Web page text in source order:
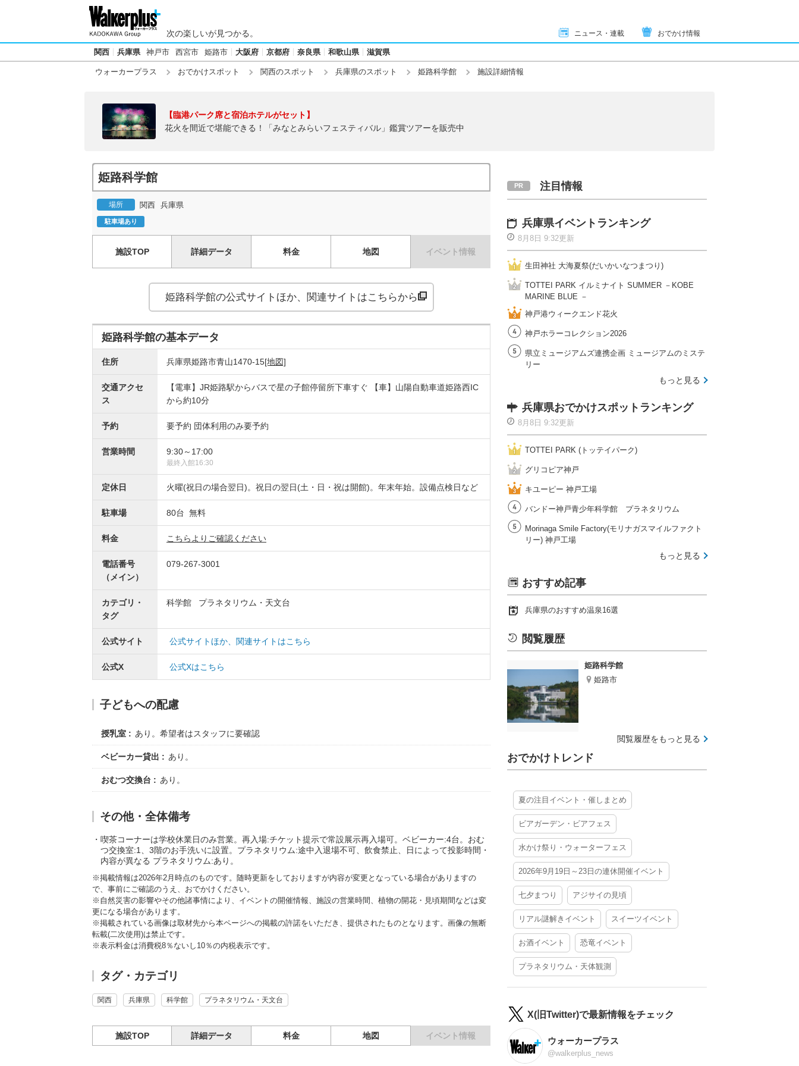
次の楽しいが見つかる。 ニュース・連載 おでかけ情報
関西 兵庫県 神戸市 西宮市 姫路市 大阪府 京都府 奈良県 和歌山県 滋賀県
ウォーカープラス おでかけスポット 関西のスポット 兵庫県のスポット 姫路科学館 施設詳細情報
【臨港パーク席と宿泊ホテルがセット】
花火を間近で堪能できる！「みなとみらいフェスティバル」鑑賞ツアーを販売中
姫路科学館
場所 関西 兵庫県
駐車場あり
施設TOP 詳細データ 料金 地図 イベント情報
姫路科学館の公式サイトほか、関連サイトはこちらから
姫路科学館の基本データ
住所 兵庫県姫路市青山1470-15[地図]
交通アクセ
ス
【電車】JR姫路駅からバスで星の子館停留所下車すぐ 【車】山陽自動車道姫路西IC
から約10分
予約 要予約 団体利用のみ要予約
営業時間 9:30～17:00
最終入館16:30
定休日 火曜(祝日の場合翌日)。祝日の翌日(土・日・祝は開館)。年末年始。設備点検日など
駐車場 80台 無料
料金 こちらよりご確認ください
電話番号
（メイン）
079-267-3001
カテゴリ・
タグ
科学館 プラネタリウム・天文台
公式サイト 公式サイトほか、関連サイトはこちら
公式X 公式Xはこちら
子どもへの配慮
授乳室 あり。希望者はスタッフに要確認
ベビーカー貸出 あり。
おむつ交換台 あり。
その他・全体備考
喫茶コーナーは学校休業日のみ営業。再入場:チケット提示で常設展示再入場可。ベビーカー:4台。おむ
つ交換室:1、3階のお手洗いに設置。プラネタリウム:途中入退場不可、飲食禁止、日によって投影時間・
内容が異なる プラネタリウム:あり。
※掲載情報は2026年2月時点のものです。随時更新をしておりますが内容が変更となっている場合がありますの
で、事前にご確認のうえ、おでかけください。
※自然災害の影響やその他諸事情により、イベントの開催情報、施設の営業時間、植物の開花・見頃期間などは変
更になる場合があります。
※掲載されている画像は取材先から本ページへの掲載の許諾をいただき、提供されたものとなります。画像の無断
転載(二次使用)は禁止です。
※表示料金は消費税8％ないし10％の内税表示です。
タグ・カテゴリ
関西 兵庫県 科学館 プラネタリウム・天文台
施設TOP 詳細データ 料金 地図 イベント情報
注目情報
兵庫県イベントランキング
8月8日 9:32更新
生田神社 大海夏祭(だいかいなつまつり)
TOTTEI PARK イルミナイト SUMMER －KOBE
MARINE BLUE －
神戸港ウィークエンド花火
神戸ホラーコレクション2026
県立ミュージアムズ連携企画 ミュージアムのミステ
リー
もっと見る
兵庫県おでかけスポットランキング
8月8日 9:32更新
TOTTEI PARK (トッテイパーク)
グリコピア神戸
キユーピー 神戸工場
バンドー神戸青少年科学館 プラネタリウム
Morinaga Smile Factory(モリナガスマイルファクト
リー) 神戸工場
もっと見る
おすすめ記事
兵庫県のおすすめ温泉16選
閲覧履歴
姫路科学館
姫路市
閲覧履歴をもっと見る
おでかけトレンド
夏の注目イベント・催しまとめ
ビアガーデン・ビアフェス
水かけ祭り・ウォーターフェス
2026年9月19日～23日の連休開催イベント
七夕まつり アジサイの見頃
リアル謎解きイベント スイーツイベント
お酒イベント 恐竜イベント
プラネタリウム・天体観測
X(旧Twitter)で最新情報をチェック
ウォーカープラス
@walkerplus_news